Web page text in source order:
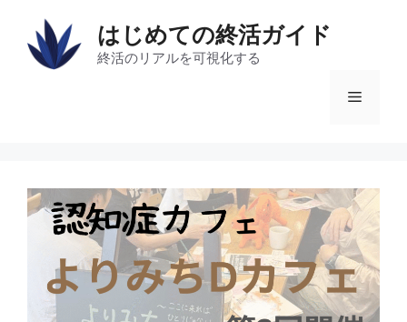
はじめての終活ガイド
終活のリアルを可視化する
メ
ュ
ー